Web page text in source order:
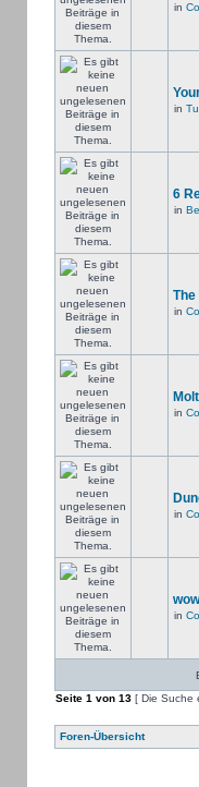
in
in
6
in
in
in
in
in
Seite 1 von 13[ Die Suche
Foren-Übersicht